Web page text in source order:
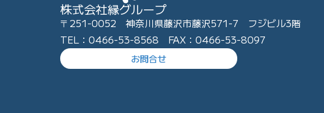
株式会社縁グループ
〒251-0052 神奈川県藤沢市藤沢571-7 フジビル3階
TEL：0466-53-8568 FAX：0466-53-8097
お問合せ